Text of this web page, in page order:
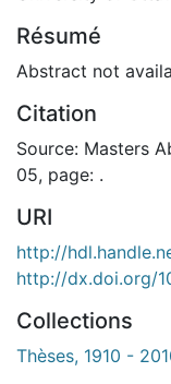
Résumé
Abstract not
Citation
Source: Masters
05, page: .
URI
http://
http://dx.doi.org/
Collections
Thèses, 1910 -